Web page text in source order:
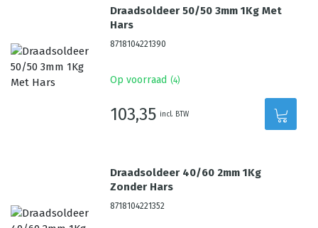
Draadsoldeer 50/50 3mm 1Kg Met
Hars
8718104221390
Op voorraad (4)
103,35 incl. BTW
Draadsoldeer 40/60 2mm 1Kg
Zonder Hars
8718104221352